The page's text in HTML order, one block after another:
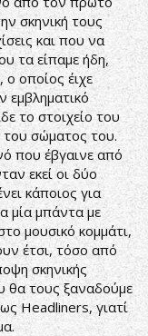
σκηνική τους
και που να
τα είπαμε ήδη,
, ο οποίος έιχε
εμβληματικό
το στοιχείο του
του σώματος του.
που έβγαινε από
εκεί οι δύο
κάποιος για
μία μπάντα με
μουσικό κομμάτι,
έτσι, τόσο από
σκηνικής
θα τους ξαναδούμε
Headliners, γιατί